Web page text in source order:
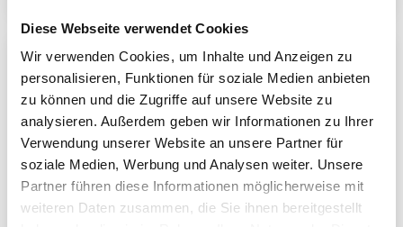
Diese Webseite verwendet Cookies
Wir verwenden Cookies, um Inhalte und Anzeigen zu
personalisieren, Funktionen für soziale Medien anbieten
zu können und die Zugriffe auf unsere Website zu
analysieren. Außerdem geben wir Informationen zu Ihrer
Verwendung unserer Website an unsere Partner für
soziale Medien, Werbung und Analysen weiter. Unsere
Partner führen diese Informationen möglicherweise mit
weiteren Daten zusammen, die Sie ihnen bereitgestellt
Zytostatika-Herstellung
Wir stellen für unsere Patientinnen und Patienten
individuell dosierte Krebsmedikamente her. Dabei
arbeiten wir in einem speziellen Reinraum unter